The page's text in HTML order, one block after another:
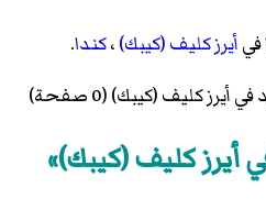
أيرز كليف (كيبك)،كندا.
في أيرز كليف (كيبك)(0 صفحة)
أيرز كليف (كيبك)»